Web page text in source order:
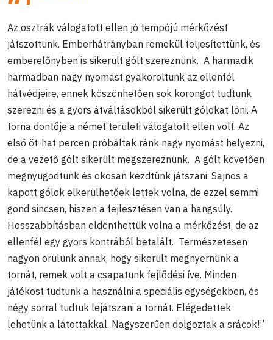
Az osztrák válogatott ellen jó tempójú mérkőzést
játszottunk. Emberhátrányban remekül teljesítettünk, és
emberelőnyben is sikerült gólt szereznünk. A harmadik
harmadban nagy nyomást gyakoroltunk az ellenfél
hátvédjeire, ennek köszönhetően sok korongot tudtunk
szerezni és a gyors átváltásokból sikerült gólokat lőni. A
torna döntője a német területi válogatott ellen volt. Az
első öt-hat percen próbáltak ránk nagy nyomást helyezni,
de a vezető gólt sikerült megszereznünk. A gólt követően
megnyugodtunk és okosan kezdtünk játszani. Sajnos a
kapott gólok elkerülhetőek lettek volna, de ezzel semmi
gond sincsen, hiszen a fejlesztésen van a hangsúly.
Hosszabbításban eldönthettük volna a mérkőzést, de az
ellenfél egy gyors kontrából betalált. Természetesen
nagyon örülünk annak, hogy sikerült megnyernünk a
tornát, remek volt a csapatunk fejlődési íve. Minden
játékost tudtunk a használni a speciális egységekben, és
négy sorral tudtuk lejátszani a tornát. Elégedettek
lehetünk a látottakkal. Nagyszerűen dolgoztak a srácok!”